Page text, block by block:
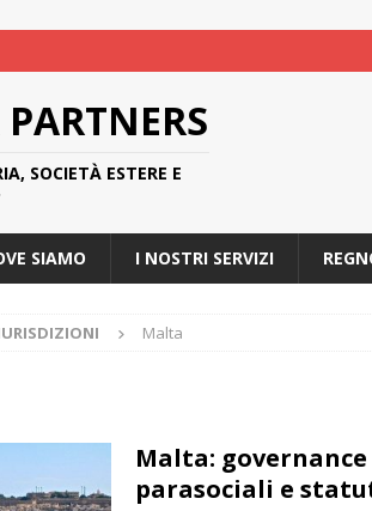
SOCIETÀ ESTERE E
SIAMO I NOSTRI SERVIZI
Malta
Malta:
parasociali e